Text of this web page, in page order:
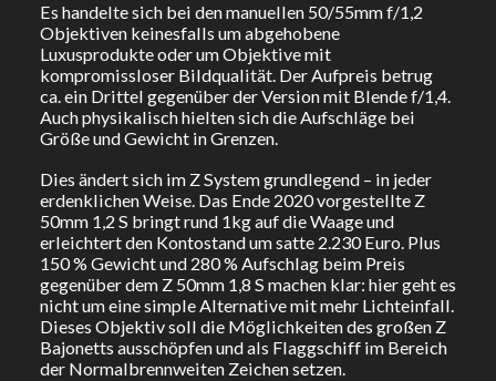
Es handelte sich bei den manuellen 50/55mm f/1,2
Objektiven keinesfalls um abgehobene
Luxusprodukte oder um Objektive mit
kompromissloser Bildqualität. Der Aufpreis betrug
ca. ein Drittel gegenüber der Version mit Blende f/1,4.
Auch physikalisch hielten sich die Aufschläge bei
Größe und Gewicht in Grenzen.
Dies ändert sich im Z System grundlegend – in jeder
erdenklichen Weise. Das Ende 2020 vorgestellte Z
50mm 1,2 S bringt rund 1kg auf die Waage und
erleichtert den Kontostand um satte 2.230 Euro. Plus
150 % Gewicht und 280 % Aufschlag beim Preis
gegenüber dem Z 50mm 1,8 S machen klar: hier geht es
nicht um eine simple Alternative mit mehr Lichteinfall.
Dieses Objektiv soll die Möglichkeiten des großen Z
Bajonetts ausschöpfen und als Flaggschiff im Bereich
der Normalbrennweiten Zeichen setzen.